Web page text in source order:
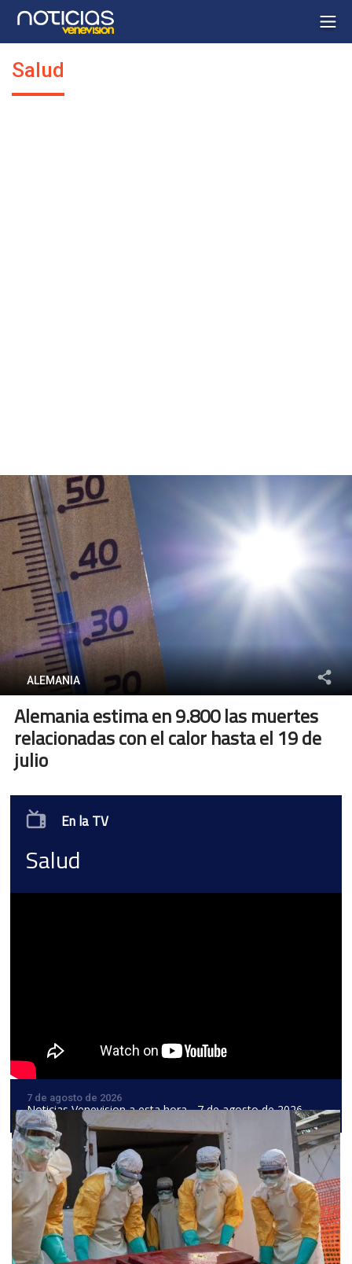
Salud
ALEMANIA
Alemania estima en 9.800 las muertes
relacionadas con el calor hasta el 19 de
julio
En la TV
Salud
7 de agosto de 2026
Noticias Venevision a esta hora - 7 de agosto de 2026